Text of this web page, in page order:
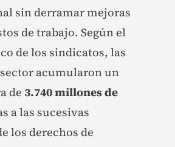
sin derramar mejoras
de trabajo. Según el
de los sindicatos, las
acumularon un
de 3.740 millones de
a las sucesivas
los derechos de